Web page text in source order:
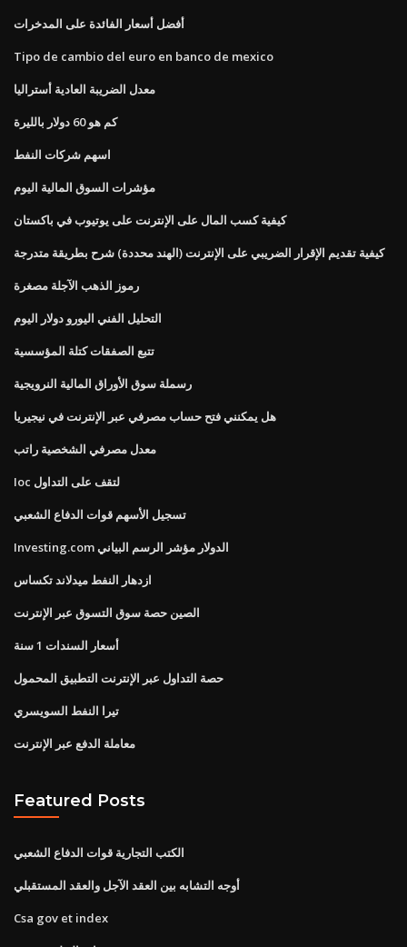
أفضل أسعار الفائدة على المدخرات
Tipo de cambio del euro en banco de mexico
معدل الضريبة العادية أستراليا
كم هو 60 دولار بالليرة
اسهم شركات النفط
مؤشرات السوق المالية اليوم
كيفية كسب المال على الإنترنت على يوتيوب في باكستان
كيفية تقديم الإقرار الضريبي على الإنترنت (الهند محددة) شرح بطريقة متدرجة
رموز الذهب الآجلة مصغرة
التحليل الفني اليورو دولار اليوم
تتبع الصفقات كتلة المؤسسية
رسملة سوق الأوراق المالية النرويجية
هل يمكنني فتح حساب مصرفي عبر الإنترنت في نيجيريا
معدل مصرفي الشخصية راتب
Ioc لتقف على التداول
تسجيل الأسهم قوات الدفاع الشعبي
Investing.com الدولار مؤشر الرسم البياني
ازدهار النفط ميدلاند تكساس
الصين حصة سوق التسوق عبر الإنترنت
أسعار السندات 1 سنة
حصة التداول عبر الإنترنت التطبيق المحمول
تيرا النفط السويسري
معاملة الدفع عبر الإنترنت
Featured Posts
الكتب التجارية قوات الدفاع الشعبي
أوجه التشابه بين العقد الآجل والعقد المستقبلي
Csa gov et index